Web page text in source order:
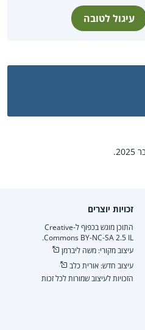
עיגול לטובה
זכויות יוצרים
התוכן מוגש בכפוף ל-Creative
Commons BY-NC-SA 2.5 IL.
עיצוב מקורי: משה ליברמן
עיצוב חדש: אורית כלב
הזכויות לעיצוב שמורות לכל זכות